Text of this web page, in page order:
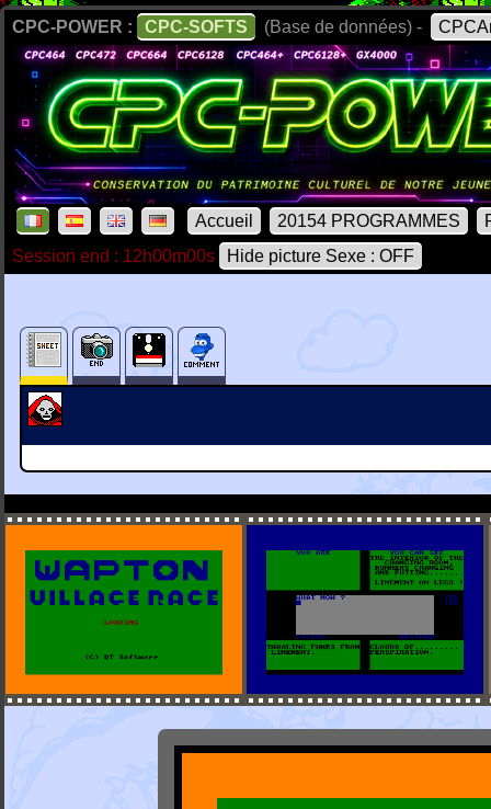
CPC-POWER : CPC-SOFTS (Base de données) -
Accueil 20154 PROGRAMMES
Session end : 12h00m00s
Hide picture Sexe : OFF